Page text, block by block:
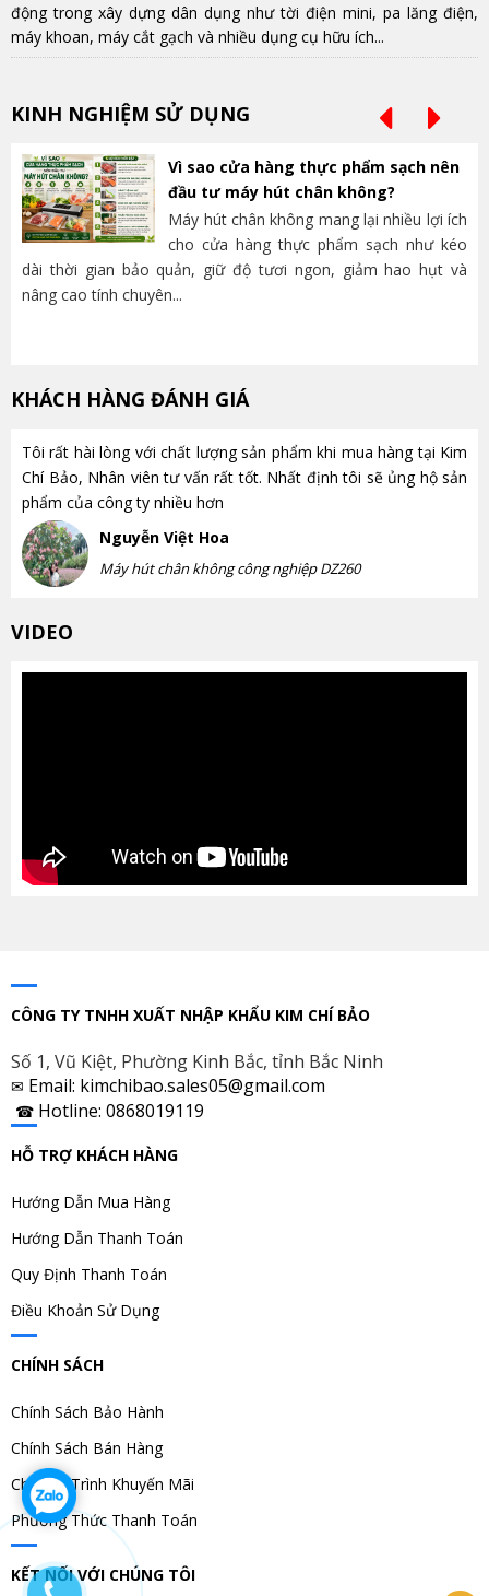
động trong xây dựng dân dụng như tời điện mini, pa lăng điện,
máy khoan, máy cắt gạch và nhiều dụng cụ hữu ích...
KINH NGHIỆM SỬ DỤNG
Vì sao cửa hàng thực phẩm sạch nên
đầu tư máy hút chân không?
Máy hút chân không mang lại nhiều lợi ích
cho cửa hàng thực phẩm sạch như kéo
dài thời gian bảo quản, giữ độ tươi ngon, giảm hao hụt và
nâng cao tính chuyên...
KHÁCH HÀNG ĐÁNH GIÁ
Tôi rất hài lòng với chất lượng sản phẩm khi mua hàng tại Kim
Chí Bảo, Nhân viên tư vấn rất tốt. Nhất định tôi sẽ ủng hộ sản
phẩm của công ty nhiều hơn
Nguyễn Việt Hoa
Máy hút chân không công nghiệp DZ260
VIDEO
CÔNG TY TNHH XUẤT NHẬP KHẨU KIM CHÍ BẢO
Số 1, Vũ Kiệt, Phường Kinh Bắc, tỉnh Bắc Ninh
✉ Email: kimchibao.sales05@gmail.com
☎ Hotline: 0868019119
HỖ TRỢ KHÁCH HÀNG
Hướng Dẫn Mua Hàng
Hướng Dẫn Thanh Toán
Quy Định Thanh Toán
Điều Khoản Sử Dụng
CHÍNH SÁCH
Chính Sách Bảo Hành
Chính Sách Bán Hàng
Chương Trình Khuyến Mãi
Phương Thức Thanh Toán
KẾT NỐI VỚI CHÚNG TÔI